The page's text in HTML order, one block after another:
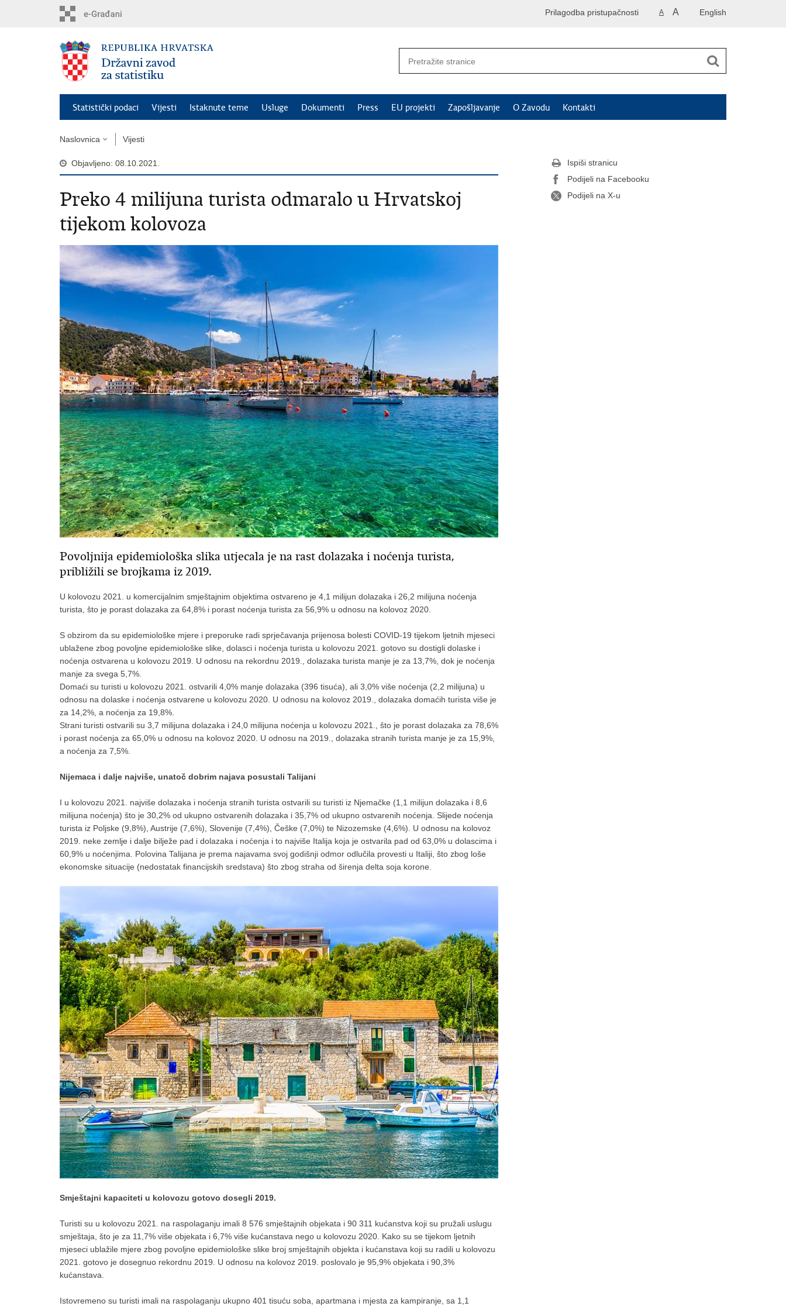
English
A A
Prilagodba pristupačnosti
Statistički podaci Vijesti Istaknute teme Usluge Dokumenti Press EU projekti Zapošljavanje O Zavodu Kontakti
Naslovnica Vijesti
Objavljeno: 08.10.2021.
Preko 4 milijuna turista odmaralo u Hrvatskoj
tijekom kolovoza
Povoljnija epidemiološka slika utjecala je na rast dolazaka i noćenja turista,
približili se brojkama iz 2019.
U kolovozu 2021. u komercijalnim smještajnim objektima ostvareno je 4,1 milijun dolazaka i 26,2 milijuna noćenja
turista, što je porast dolazaka za 64,8% i porast noćenja turista za 56,9% u odnosu na kolovoz 2020.
S obzirom da su epidemiološke mjere i preporuke radi sprječavanja prijenosa bolesti COVID-19 tijekom ljetnih mjeseci
ublažene zbog povoljne epidemiološke slike, dolasci i noćenja turista u kolovozu 2021. gotovo su dostigli dolaske i
noćenja ostvarena u kolovozu 2019. U odnosu na rekordnu 2019., dolazaka turista manje je za 13,7%, dok je noćenja
manje za svega 5,7%.
Domaći su turisti u kolovozu 2021. ostvarili 4,0% manje dolazaka (396 tisuća), ali 3,0% više noćenja (2,2 milijuna) u
odnosu na dolaske i noćenja ostvarene u kolovozu 2020. U odnosu na kolovoz 2019., dolazaka domaćih turista više je
za 14,2%, a noćenja za 19,8%.
Strani turisti ostvarili su 3,7 milijuna dolazaka i 24,0 milijuna noćenja u kolovozu 2021., što je porast dolazaka za 78,6%
i porast noćenja za 65,0% u odnosu na kolovoz 2020. U odnosu na 2019., dolazaka stranih turista manje je za 15,9%,
a noćenja za 7,5%.
Nijemaca i dalje najviše, unatoč dobrim najava posustali Talijani
I u kolovozu 2021. najviše dolazaka i noćenja stranih turista ostvarili su turisti iz Njemačke (1,1 milijun dolazaka i 8,6
milijuna noćenja) što je 30,2% od ukupno ostvarenih dolazaka i 35,7% od ukupno ostvarenih noćenja. Slijede noćenja
turista iz Poljske (9,8%), Austrije (7,6%), Slovenije (7,4%), Češke (7,0%) te Nizozemske (4,6%). U odnosu na kolovoz
2019. neke zemlje i dalje bilježe pad i dolazaka i noćenja i to najviše Italija koja je ostvarila pad od 63,0% u dolascima i
60,9% u noćenjima. Polovina Talijana je prema najavama svoj godišnji odmor odlučila provesti u Italiji, što zbog loše
ekonomske situacije (nedostatak financijskih sredstava) što zbog straha od širenja delta soja korone.
Smještajni kapaciteti u kolovozu gotovo dosegli 2019.
Turisti su u kolovozu 2021. na raspolaganju imali 8 576 smještajnih objekata i 90 311 kućanstva koji su pružali uslugu
smještaja, što je za 11,7% više objekata i 6,7% više kućanstava nego u kolovozu 2020. Kako su se tijekom ljetnih
mjeseci ublažile mjere zbog povoljne epidemiološke slike broj smještajnih objekta i kućanstava koji su radili u kolovozu
2021. gotovo je dosegnuo rekordnu 2019. U odnosu na kolovoz 2019. poslovalo je 95,9% objekata i 90,3%
kućanstava.
Istovremeno su turisti imali na raspolaganju ukupno 401 tisuću soba, apartmana i mjesta za kampiranje, sa 1,1
Ispiši stranicu
Podijeli na Facebooku
Podijeli na X-u